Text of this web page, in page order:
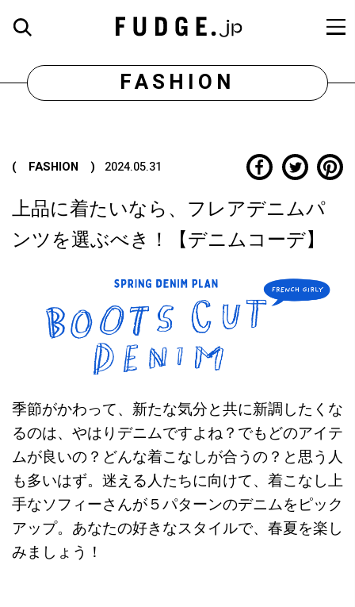
FASHION
( FASHION ) 2024.05.31
上品に着たいなら、フレアデニムパ
ンツを選ぶべき！【デニムコーデ】
季節がかわって、新たな気分と共に新調したくな
るのは、やはりデニムですよね？でもどのアイテ
ムが良いの？どんな着こなしが合うの？と思う人
も多いはず。迷える人たちに向けて、着こなし上
手なソフィーさんが５パターンのデニムをピック
アップ。あなたの好きなスタイルで、春夏を楽し
みましょう！